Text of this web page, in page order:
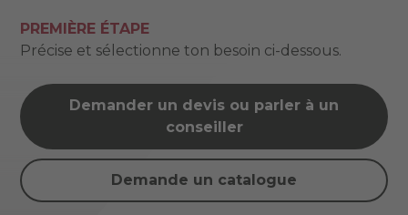
PREMIÈRE ÉTAPE
Précise et sélectionne ton besoin ci-dessous.
Demander un devis ou parler à un
conseiller
Demande un catalogue